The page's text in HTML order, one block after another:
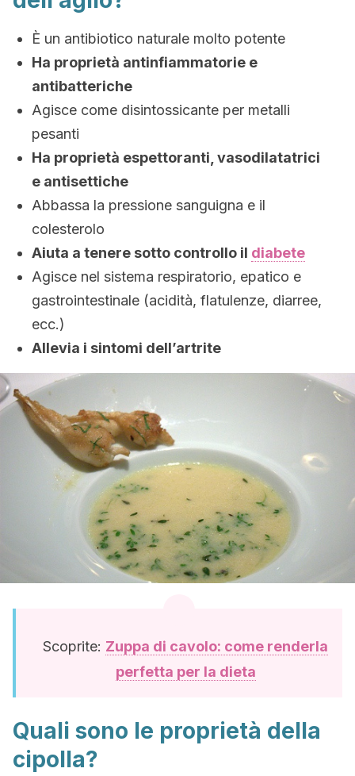
È un antibiotico naturale molto potente
Ha proprietà antinfiammatorie e
antibatteriche
Agisce come disintossicante per metalli
pesanti
Ha proprietà espettoranti, vasodilatatrici
e antisettiche
Abbassa la pressione sanguigna e il
colesterolo
Aiuta a tenere sotto controllo il diabete
Agisce nel sistema respiratorio, epatico e
gastrointestinale (acidità, flatulenze, diarree,
ecc.)
Allevia i sintomi dell’artrite
Scoprite: Zuppa di cavolo: come renderla
perfetta per la dieta
Quali sono le proprietà della
cipolla?